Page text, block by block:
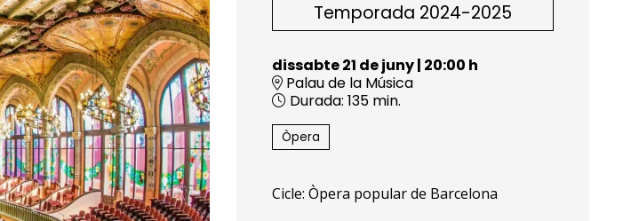
Temporada 2024-2025
dissabte 21 de juny| 20:00 h
Palau de la Música
Durada: 135 min.
Òpera
Cicle: Òpera popular de Barcelona